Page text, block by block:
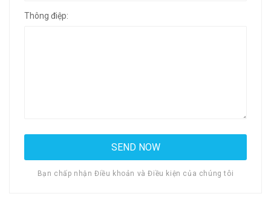
Thông điệp:
Bạn chấp nhận Điều khoản và Điều kiện của chúng tôi